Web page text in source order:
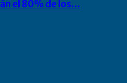
el 80% de los…